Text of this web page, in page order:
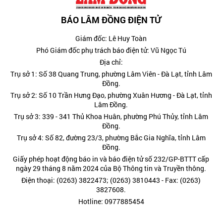
BÁO LÂM ĐỒNG ĐIỆN TỬ
Giám đốc: Lê Huy Toàn
Phó Giám đốc phụ trách báo điện tử: Vũ Ngọc Tú
Địa chỉ:
Trụ sở 1: Số 38 Quang Trung, phường Lâm Viên - Đà Lạt, tỉnh Lâm
Đồng.
Trụ sở 2: Số 10 Trần Hưng Đạo, phường Xuân Hương - Đà Lạt, tỉnh
Lâm Đồng.
Trụ sở 3: 339 - 341 Thủ Khoa Huân, phường Phú Thủy, tỉnh Lâm
Đồng.
Trụ sở 4: Số 82, đường 23/3, phường Bắc Gia Nghĩa, tỉnh Lâm
Đồng.
Giấy phép hoạt động báo in và báo điện tử số 232/GP-BTTT cấp
ngày 29 tháng 8 năm 2024 của Bộ Thông tin và Truyền thông.
Điện thoại: (0263) 3822473; (0263) 3810443 - Fax: (0263)
3827608.
Hotline: 0977885454